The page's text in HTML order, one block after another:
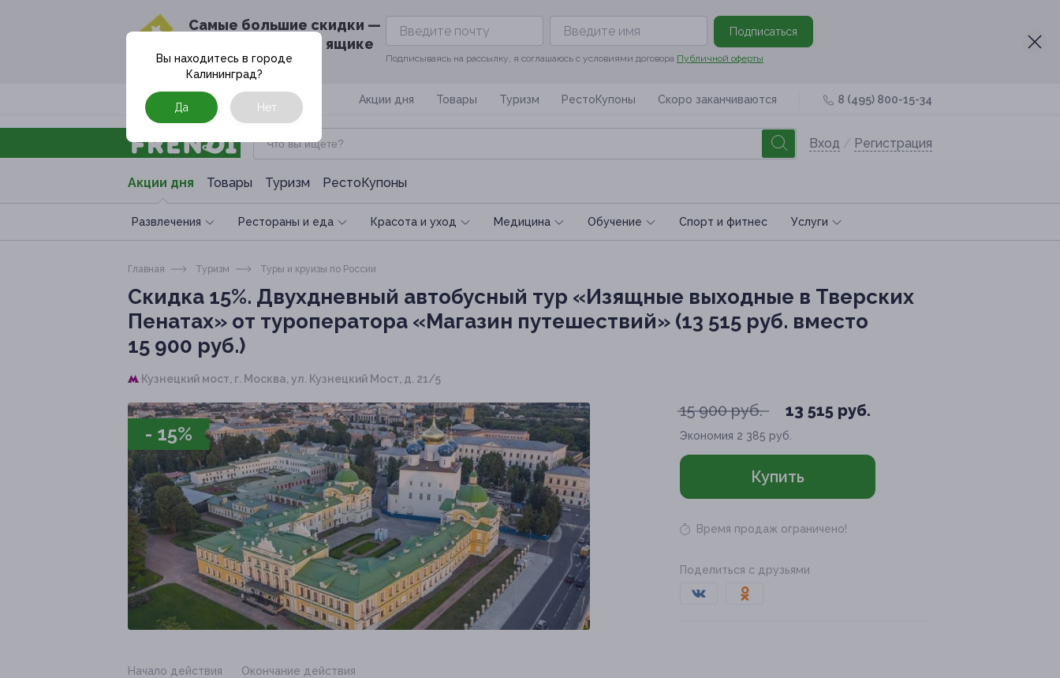
Cамые большие скидки —
в твоём почтовом ящике
Подписаться
Подписываясь на рассылку, я соглашаюсь с условиями договора Публичной оферты
Москва Акции дня Товары Туризм РестоКупоны Скоро заканчиваются 8 (495) 800-15-34
Вход / Регистрация
Акции дня Товары Туризм РестоКупоны
Развлечения Рестораны и еда Красота и уход Медицина Обучение Спoрт и фитнес Услуги
Вы находитесь в городе
Калининград?
Да Нет
Главная Туризм Туры и круизы по России
Скидка 15%. Двухдневный автобусный тур «Изящные выходные в Тверских
Пенатах» от туроператора «Магазин путешествий» (13 515 руб. вместо
15 900 руб.)
Кузнецкий мост, г. Москва, ул. Кузнецкий Мост, д. 21/5
- 15%
15 900 руб. 13 515 руб.
Экономия 2 385 руб.
Купить
Время продаж ограничено!
Поделиться с друзьями
Начало действия
Окончание действия